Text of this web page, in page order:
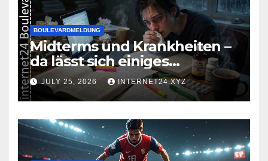
BOULEVARDMELDUNG
Midterms und Krankheiten –
da lässt sich einiges
zusammenbrauen!
JULY 25, 2026 INTERNET24.XYZ